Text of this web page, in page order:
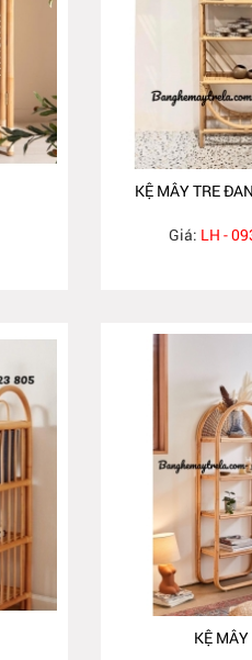
KỆ MÂY TRE
Giá: LH -
KỆ